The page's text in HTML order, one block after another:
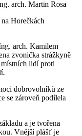
arch. Martin Rosa
Horečkách
arch. Kamilem
zvonička strážkyně
lidí proti
dobrovolníků ze
se zároveň podílela
a je tvořena
Vnější plášť je